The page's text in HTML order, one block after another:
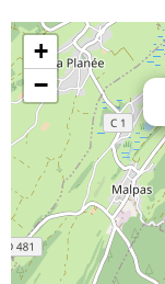
+
−